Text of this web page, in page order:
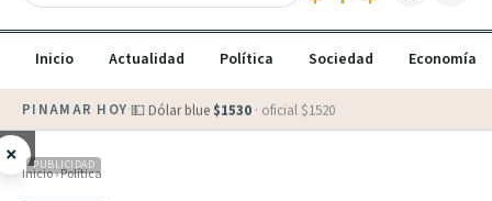
Inicio Actualidad Política Sociedad Economía
PINAMAR HOY·💵 Dólar blue $1530 · oficial $1520
× PUBLICIDAD
Inicio›Política